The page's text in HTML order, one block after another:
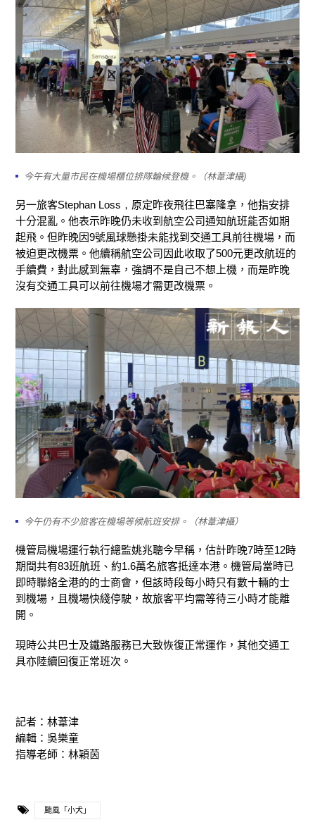
今午有大量市民在機場櫃位排隊輪候登機。（林葦津攝)
另一旅客Stephan Loss ， 原定昨夜飛往巴塞隆拿 ，他指安排
十分混亂。 他表示昨晚仍未收到航空公司通知航班能否如期
起飛 。但昨晚因9號風球懸掛未能找到交通工具前往機場 ， 而
被迫更改機票 。 他續稱航空公司 因此收取了500元更改航班的
手續費 ， 對此感到無辜， 強調不是自己不想上機，而是昨晚
沒有交通工具可以前往機場才需更改機票。
今午仍有不少旅客在機場等候航班安排。（林葦津攝）
機管局機場運行執行總監姚兆聰今早稱， 估計昨晚7時至12時
期間共有83班航班、約1.6萬名旅客抵達本港。機管局當時已
即時聯絡全港的的士商會，但該時段每小時只有數十輛的士
到機場，且機場快綫停駛，故旅客平均需等待三小時才能離
開。
現時公共巴士及鐵路服務已大致恢復正常運作，其他交通工
具亦陸續回復正常班次。
記者：林葦津
編輯：吳樂童
指導老師：林穎茵
颱風「小犬」